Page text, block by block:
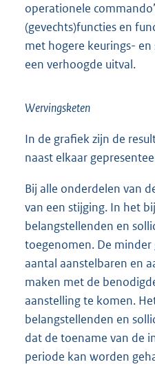
operationele
(gevechts)functies en
met hogere keurings-
een verhoogde uitval.
Wervingsketen
In de grafiek zijn de
naast elkaar
Bij alle onderdelen van
van een stijging. In het
belangstellenden en
toegenomen. De
aantal aanstelbaren en
maken met de
aanstelling te komen.
belangstellenden en
dat de toename van de
periode kan worden